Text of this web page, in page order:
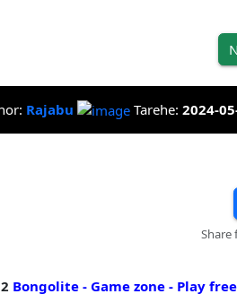
Rajabu Tarehe: 2024-
Share
Bongolite - Game zone - Play